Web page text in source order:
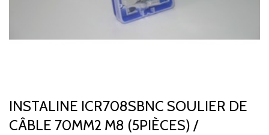
INSTALINE ICR708SBNC SOULIER DE
CÂBLE 70MM2 M8 (5PIÈCES) /